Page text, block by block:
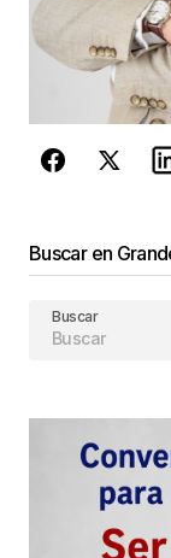
de Google
Buscar en
Buscar